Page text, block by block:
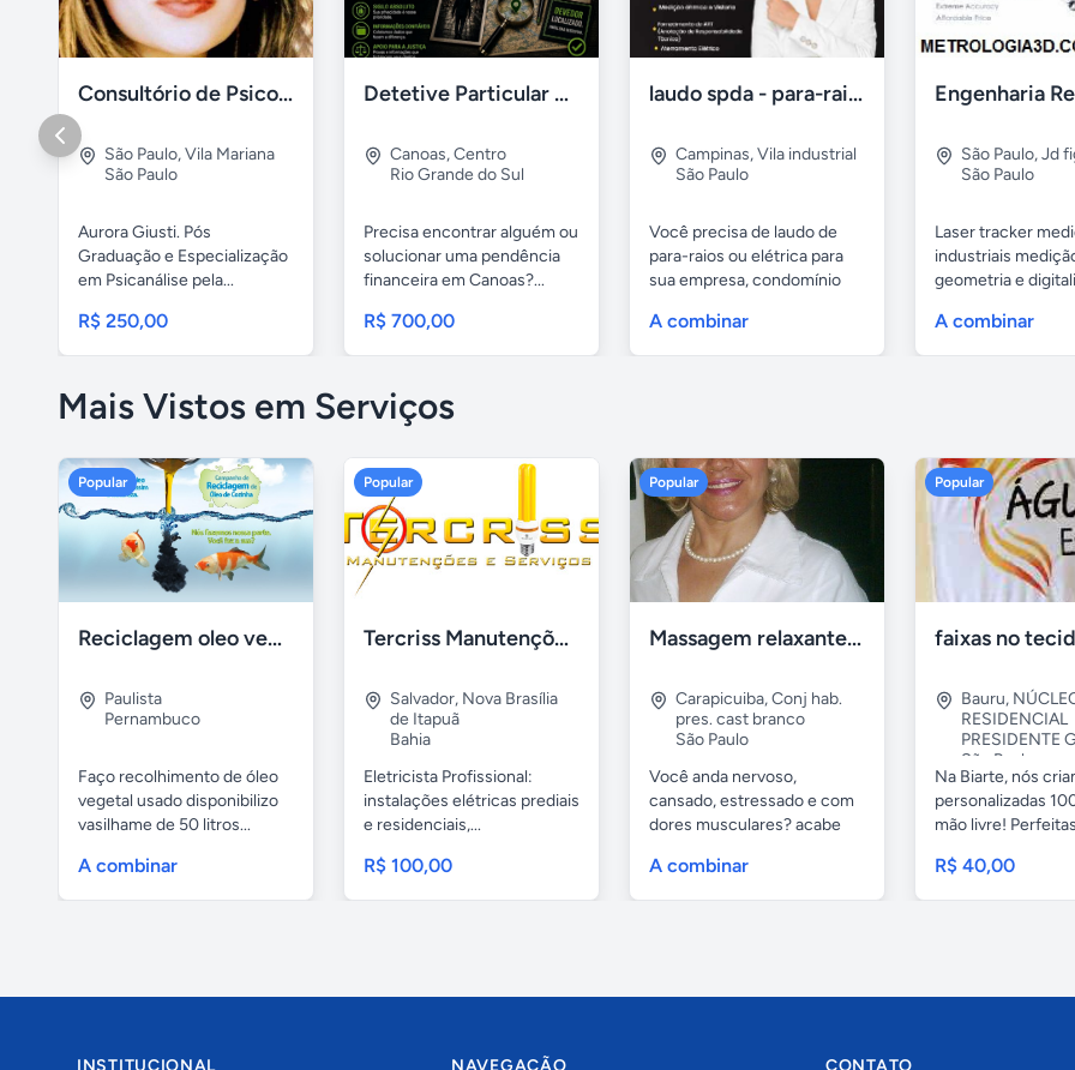
Consultório de Psicologia e Psicanálise
São Paulo,Vila Mariana
São Paulo
Aurora Giusti. Pós
Graduação e Especialização
em Psicanálise pela...
R$ 250,00
Detetive Particular em Canoas – Localização de Devedores
Canoas,Centro
Rio Grande do Sul
Precisa encontrar alguém ou
solucionar uma pendência
financeira em Canoas?...
R$ 700,00
laudo spda - para-raio - elétrica - art
Campinas,Vila industrial
São Paulo
Você precisa de laudo de
para-raios ou elétrica para
sua empresa, condomínio
A combinar
São Paulo,Jd
São Paulo
Laser tracker
industriais
geometria e
A combinar
Mais Vistos em Serviços
Popular
Reciclagem oleo vegetal
Paulista
Pernambuco
Faço recolhimento de óleo
vegetal usado disponibilizo
vasilhame de 50 litros...
A combinar
Popular
Tercriss Manutenções e Serviços
Salvador, Nova Brasília
de Itapuã
Bahia
Eletricista Profissional:
instalações elétricas prediais
e residenciais,...
R$ 100,00
Popular
Massagem relaxante- terapeutica e depilação
Carapicuiba,Conj hab.
pres. cast branco
São Paulo
Você anda nervoso,
cansado, estressado e com
dores musculares? acabe
A combinar
Popular
Bauru,
RESIDENCIAL
PRESIDENTE
São Paulo
Na Biarte, nós
personalizadas
mão livre!
R$ 40,00
INSTITUCIONAL NAVEGAÇÃO CONTATO